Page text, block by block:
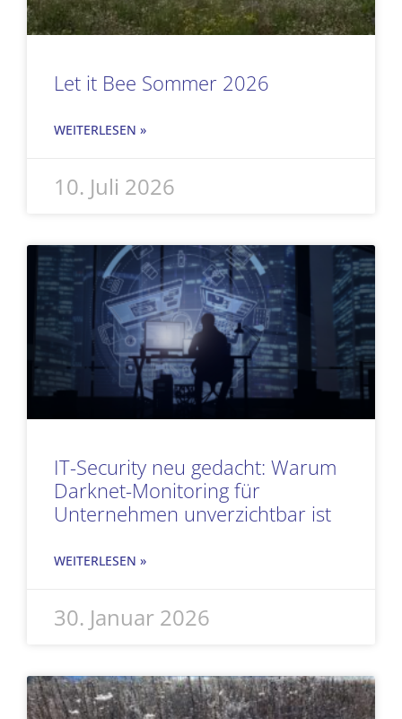
Let it Bee Sommer 2026
WEITERLESEN »
10. Juli 2026
IT-Security neu gedacht: Warum
Darknet-Monitoring für
Unternehmen unverzichtbar ist
WEITERLESEN »
30. Januar 2026